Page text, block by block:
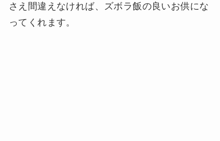
さえ間違えなければ、ズボラ飯の良いお供にな
ってくれます。